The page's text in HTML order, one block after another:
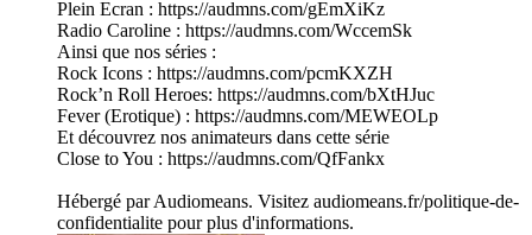
Plein Ecran : https://audmns.com/gEmXiKz
Radio Caroline : https://audmns.com/WccemSk
Ainsi que nos séries :
Rock Icons : https://audmns.com/pcmKXZH
Rock’n Roll Heroes: https://audmns.com/bXtHJuc
Fever (Erotique) : https://audmns.com/MEWEOLp
Et découvrez nos animateurs dans cette série
Close to You : https://audmns.com/QfFankx
Hébergé par Audiomeans. Visitez audiomeans.fr/politique-de-
confidentialite pour plus d'informations.